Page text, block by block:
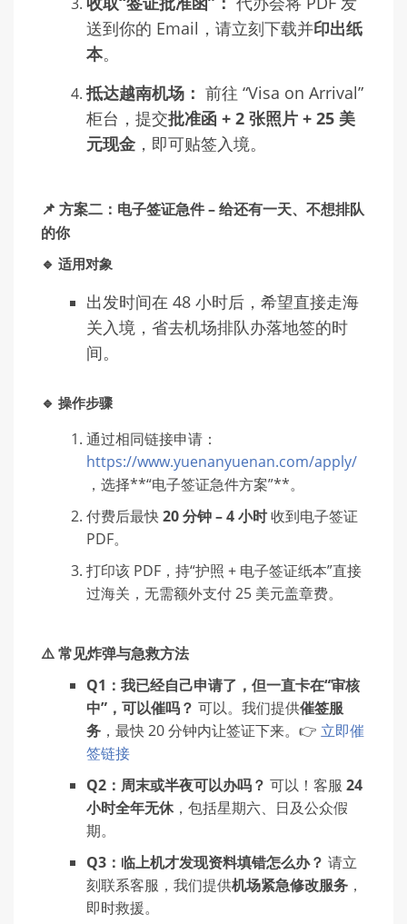
送到你的 Email，请立刻下载并印出纸
本。
抵达越南机场： 前往 “Visa on Arrival”
柜台，提交批准函 + 2 张照片 + 25 美
元现金 ，即可贴签入境。
📌 方案二：电子签证急件 – 给还有一天、不想排队
的你
🔹 适用对象
出发时间在 48 小时后，希望直接走海
关入境，省去机场排队办落地签的时
间。
🔹 操作步骤
通过相同链接申请：
https://www.yuenanyuenan.com/apply/
，选择**“电子签证急件方案”**。
付费后最快20 分钟 – 4 小时收到电子签证
PDF。
打印该 PDF，持“护照 + 电子签证纸本”直接
过海关，无需额外支付 25 美元盖章费。
⚠️ 常见炸弹与急救方法
Q1：我已经自己申请了，但一直卡在“审核
中”，可以催吗？ 可以。我们提供催签服
务 ，最快 20 分钟内让签证下来。👉 立即催
签链接
Q2：周末或半夜可以办吗？ 可以！客服 24
小时全年无休，包括星期六、日及公众假
期。
Q3：临上机才发现资料填错怎么办？ 请立
刻联系客服，我们提供机场紧急修改服务 ，
即时救援。